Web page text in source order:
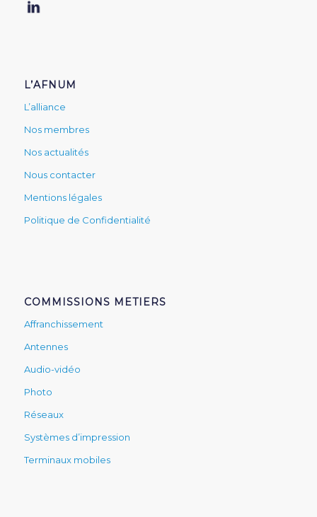
L’AFNUM
L’alliance
Nos membres
Nos actualités
Nous contacter
Mentions légales
Politique de Confidentialité
COMMISSIONS METIERS
Affranchissement
Antennes
Audio-vidéo
Photo
Réseaux
Systèmes d’impression
Terminaux mobiles